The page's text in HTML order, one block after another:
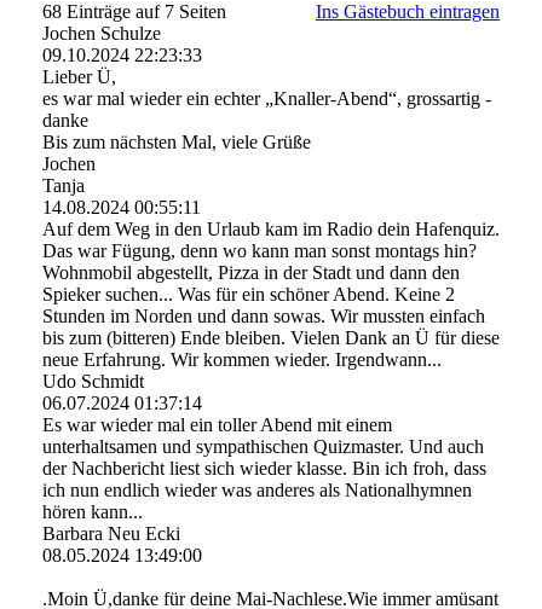
68 Einträge auf 7 Seiten
Ins Gästebuch eintragen
Jochen Schulze
09.10.2024 22:23:33
Lieber Ü,
es war mal wieder ein echter „Knaller-Abend“, grossartig -
danke
Bis zum nächsten Mal, viele Grüße
Jochen
Tanja
14.08.2024 00:55:11
Auf dem Weg in den Urlaub kam im Radio dein Hafenquiz.
Das war Fügung, denn wo kann man sonst montags hin?
Wohnmobil abgestellt, Pizza in der Stadt und dann den
Spieker suchen... Was für ein schöner Abend. Keine 2
Stunden im Norden und dann sowas. Wir mussten einfach
bis zum (bitteren) Ende bleiben. Vielen Dank an Ü für diese
neue Erfahrung. Wir kommen wieder. Irgendwann...
Udo Schmidt
06.07.2024 01:37:14
Es war wieder mal ein toller Abend mit einem
unterhaltsamen und sympathischen Quizmaster. Und auch
der Nachbericht liest sich wieder klasse. Bin ich froh, dass
ich nun endlich wieder was anderes als Nationalhymnen
hören kann...
Barbara Neu Ecki
08.05.2024 13:49:00
.Moin Ü,danke für deine Mai-Nachlese.Wie immer amüsant